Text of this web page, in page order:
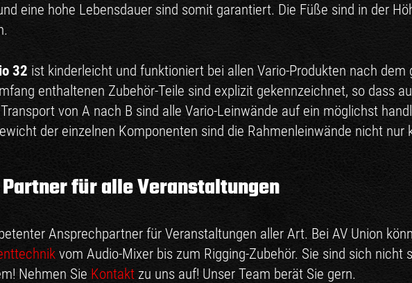
eine hohe Lebensdauer sind somit garantiert. Die Füße sind in der
32 ist kinderleicht und funktioniert bei allen Vario-Produkten nach
enthaltenen Zubehör-Teile sind explizit gekennzeichnet, so dass
von A nach B sind alle Vario-Leinwände auf ein möglichst
der einzelnen Komponenten sind die Rahmenleinwände nicht
für alle Veranstaltungen
Ansprechpartner für Veranstaltungen aller Art. Bei AV Union
vom Audio-Mixer bis zum Rigging-Zubehör. Sie sind sich
Nehmen Sie Kontakt zu uns auf! Unser Team berät Sie gern.